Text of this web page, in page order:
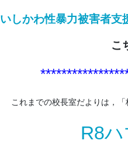
いしかわ性暴力被害者支
こ
これまでの校長室だよりは，
R8